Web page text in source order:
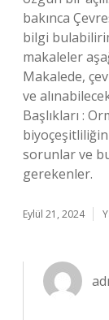
bakınca
bilgi
makaleler
Makalede,
ve
Başlıkları :
biyoçeşitliliğin
sorunlar ve
gerekenler.
Eylül 21, 2024